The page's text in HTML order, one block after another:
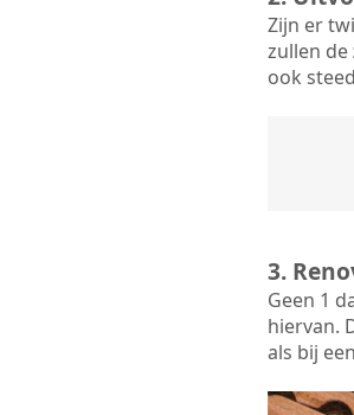
Zijn er
zullen de
ook
3.
Geen 1
hiervan.
als bij een